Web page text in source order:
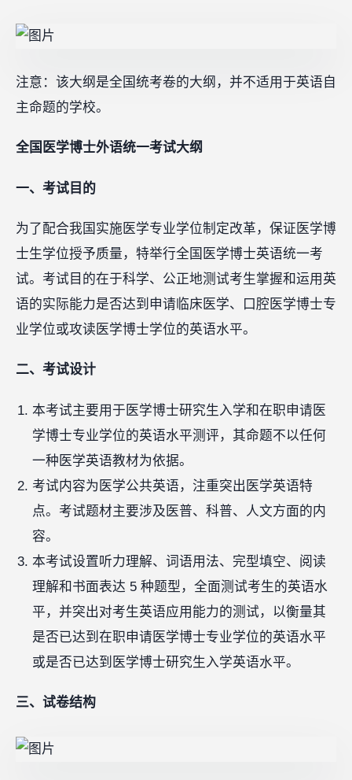
注意：该大纲是全国统考卷的大纲，并不适用于英语自
主命题的学校。
全国医学博士外语统一考试大纲
一、考试目的
为了配合我国实施医学专业学位制定改革，保证医学博
士生学位授予质量，特举行全国医学博士英语统一考
试。考试目的在于科学、公正地测试考生掌握和运用英
语的实际能力是否达到申请临床医学、口腔医学博士专
业学位或攻读医学博士学位的英语水平。
二、考试设计
本考试主要用于医学博士研究生入学和在职申请医
学博士专业学位的英语水平测评，其命题不以任何
一种医学英语教材为依据。
考试内容为医学公共英语，注重突出医学英语特
点。考试题材主要涉及医普、科普、人文方面的内
容。
本考试设置听力理解、词语用法、完型填空、阅读
理解和书面表达 5 种题型，全面测试考生的英语水
平，并突出对考生英语应用能力的测试，以衡量其
是否已达到在职申请医学博士专业学位的英语水平
或是否已达到医学博士研究生入学英语水平。
三、试卷结构